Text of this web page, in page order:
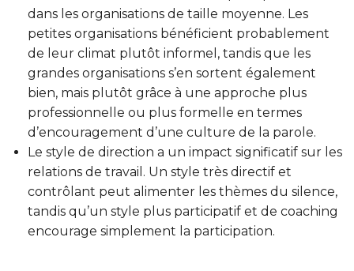
dans les organisations de taille moyenne. Les
petites organisations bénéficient probablement
de leur climat plutôt informel, tandis que les
grandes organisations s’en sortent également
bien, mais plutôt grâce à une approche plus
professionnelle ou plus formelle en termes
d’encouragement d’une culture de la parole.
Le style de direction a un impact significatif sur les
relations de travail. Un style très directif et
contrôlant peut alimenter les thèmes du silence,
tandis qu’un style plus participatif et de coaching
encourage simplement la participation.